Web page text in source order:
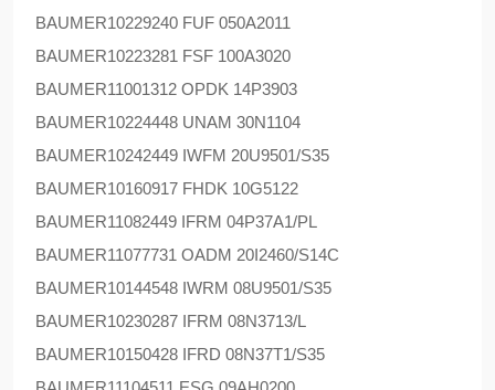
BAUMER10229240 FUF 050A2011
BAUMER10223281 FSF 100A3020
BAUMER11001312 OPDK 14P3903
BAUMER10224448 UNAM 30N1104
BAUMER10242449 IWFM 20U9501/S35
BAUMER10160917 FHDK 10G5122
BAUMER11082449 IFRM 04P37A1/PL
BAUMER11077731 OADM 20I2460/S14C
BAUMER10144548 IWRM 08U9501/S35
BAUMER10230287 IFRM 08N3713/L
BAUMER10150428 IFRD 08N37T1/S35